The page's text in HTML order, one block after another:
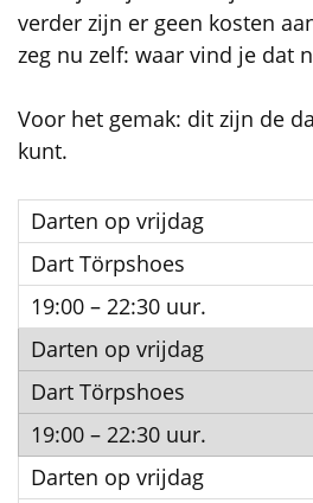
verder zijn er geen kosten
zeg nu zelf: waar vind je dat
Voor het gemak: dit zijn de
kunt.